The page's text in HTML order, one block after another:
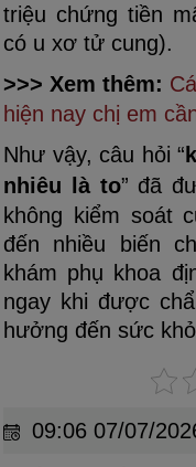
triệu chứng tiền
có u xơ tử cung).
>>> Xem thêm:
hiện nay chị em
Như vậy, câu hỏi “
nhiêu là to” đã
không kiểm soát
đến nhiều biến
khám phụ khoa
ngay khi được
hưởng đến sức
09:06 07/07/